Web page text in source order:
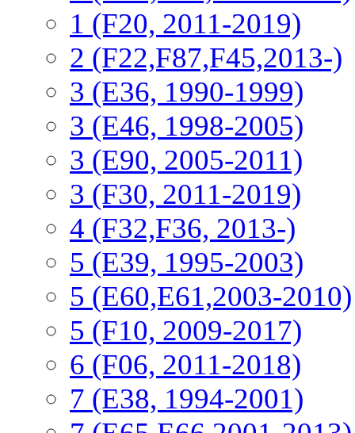
1 (F20, 2011-2019)
2 (F22,F87,F45,2013-)
3 (Е36, 1990-1999)
3 (E46, 1998-2005)
3 (E90, 2005-2011)
3 (F30, 2011-2019)
4 (F32,F36, 2013-)
5 (E39, 1995-2003)
5 (E60,E61,2003-2010)
5 (F10, 2009-2017)
6 (F06, 2011-2018)
7 (E38, 1994-2001)